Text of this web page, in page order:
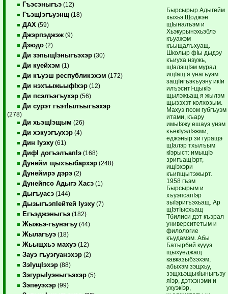
Гъэсэныгъэ (12)
ГъэщIэгъуэнщ (18)
ДАХ (59)
Джэрпэджэж (9)
Дзюдо (2)
Ди зэпыщIэныгъэхэр (30)
Ди куейхэм (1)
Ди къуэш республикэхэм (172)
Ди нэхъыжьыфIхэр (12)
Ди псэлъэгъухэр (56)
Ди сурэт гъэтIылъыгъэхэр
(278)
Ди хьэщIэщым (26)
Ди хэкуэгъухэр (4)
Дин Iуэху (61)
ДифI догъэлъапIэ (168)
Дунейм щыхъыбархэр (248)
Дунеймрэ дэрэ (2)
Дунейпсо Адыгэ Хасэ (1)
Дыгъуасэ (144)
ДызыгъэпIейтей Iуэху (7)
Егъэджэныгъэ (182)
Жыжьэ-гъунэгъу (44)
Жылагъуэ (18)
Жьыщхьэ махуэ (12)
Зауэ гъуэгуанэхэр (2)
ЗэIущIэхэр (88)
ЗэгурыIуэныгъэхэр (5)
Зэпеуэхэр (99)
Бырсырыр Адыгейм
хыхьэ Щоджэн
щIыналъэм и
Хьэкурынэхьэблэ
къуажэм
къыщалъхуащ.
Школыр фIы дыдэу
къиуха нэужь,
щIалэщIэм мурад
ищIащ я унагъуэм
защIигъэкъуэну икIи
илъэситI-щыкIэ
щылэжьащ я жылэм
щызэхэт колхозым.
Махуэ псом губгъуэм
итами, къару
имыIэжу ешауэ унэм
къекIуэлIэжми,
еджэныр зи гуращэ
щIалэр тхылъым
кIэрыст: имыщIэ
зригъащIэрт,
ищIэхэри
къипщытэжырт.
1958 гъэм
Бырсырым и
хъуэпсапIэр
зыIэригъэхьащ. Ар
щIэтIысхьащ
Тбилиси дэт къэрал
университетым и
филологие
къудамэм. Абы
Батырбий куууэ
щыхуеджащ
кавказыбзэхэм,
абыхэм зэщхьу,
зэщхьэщыкIыныгъэу
яIэр, дэтхэнэми и
ухуэкIэр,